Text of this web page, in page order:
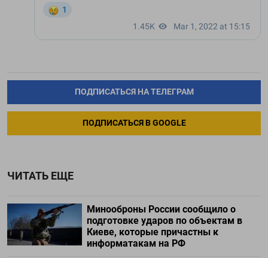
ПОДПИСАТЬСЯ НА ТЕЛЕГРАМ
ПОДПИСАТЬСЯ В GOOGLE
ЧИТАТЬ ЕЩЕ
Минооброны России сообщило о
подготовке ударов по объектам в
Киеве, которые причастны к
информатакам на РФ